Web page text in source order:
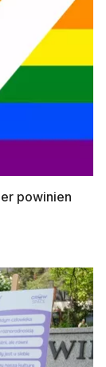
powinien